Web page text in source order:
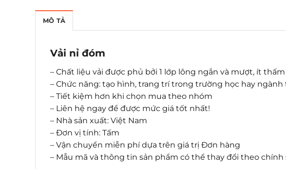
MÔ TẢ
Vải nỉ đóm
– Chất liệu vải được phủ bởi 1 lớp lông ngắn và mượt, ít
– Chức năng: tạo hình, trang trí trong trường học hay ngành
– Tiết kiệm hơn khi chọn mua theo nhóm
– Liên hệ ngay để được mức giá tốt nhất!
– Nhà sản xuất: Việt Nam
– Đơn vị tính: Tấm
– Vận chuyển miễn phí dựa trên giá trị Đơn hàng
– Mẫu mã và thông tin sản phẩm có thể thay đổi theo chính